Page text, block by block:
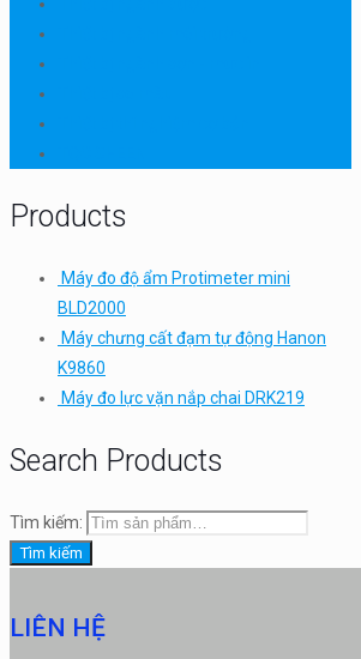
Products
Máy đo độ ẩm Protimeter mini
BLD2000
Máy chưng cất đạm tự động Hanon
K9860
Máy đo lực vặn nắp chai DRK219
Search Products
Tìm kiếm:
Tìm kiếm
LIÊN HỆ